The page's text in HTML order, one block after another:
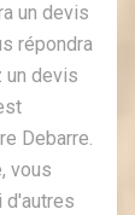
un devis
répondra
un devis
Debarre.
vous
d'autres